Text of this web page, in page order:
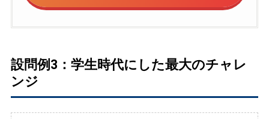
設問例3：学生時代にした最大のチャレ
ンジ